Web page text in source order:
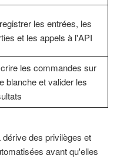
les entrées, les
et les appels à l'API
les commandes sur
blanche et valider les
des privilèges et
avant qu'elles